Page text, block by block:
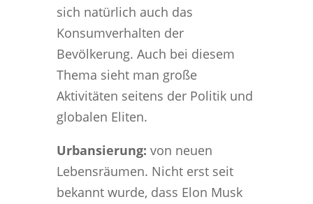
sich natürlich auch das
Konsumverhalten der
Bevölkerung. Auch bei diesem
Thema sieht man große
Aktivitäten seitens der Politik und
globalen Eliten.
Urbansierung: von neuen
Lebensräumen. Nicht erst seit
bekannt wurde, dass Elon Musk